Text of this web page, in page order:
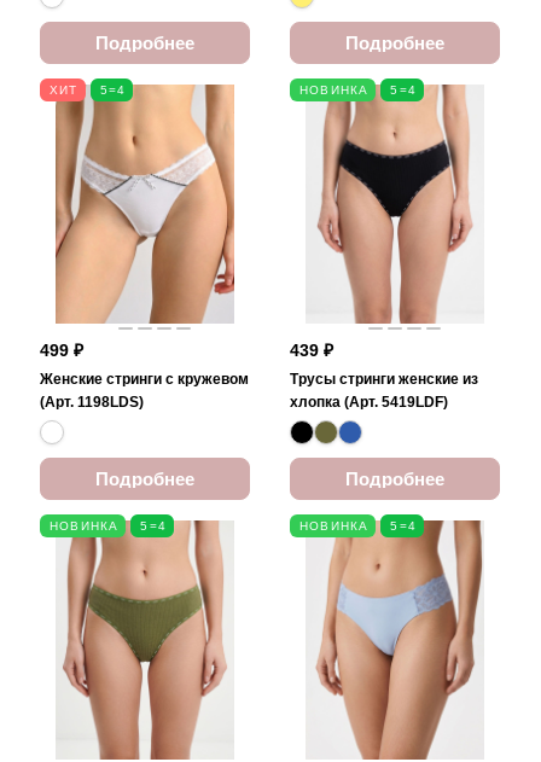
Подробнее Подробнее
ХИТ 5=4
499 ₽
Женские стринги с кружевом
(Арт. 1198LDS)
Подробнее
НОВИНКА 5=4
439 ₽
Трусы стринги женские из
хлопка (Арт. 5419LDF)
Подробнее
НОВИНКА 5=4 НОВИНКА 5=4